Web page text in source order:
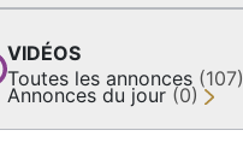
VIDÉOS
Toutes les annonces (107)
Annonces du jour (0)